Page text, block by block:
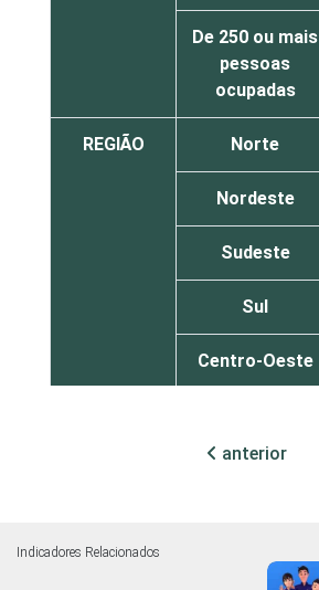
De 250 ou mais
pessoas
ocupadas
REGIÃO Norte
Nordeste
Sudeste
Sul
Centro-Oeste
transformação
reparação de
anterior
Indicadores Relacionados